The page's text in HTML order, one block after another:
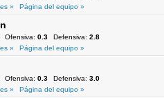
»
Página del equipo »
Ofensiva: 0.3 Defensiva: 2.8
»
Página del equipo »
Ofensiva: 0.3 Defensiva: 3.0
»
Página del equipo »